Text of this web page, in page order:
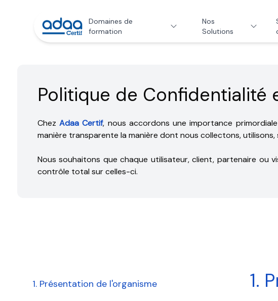
Domaines de
formation
Nos
Solutions
Politique de Confidentialité
Chez Adaa Certif, nous accordons une importance
manière transparente la manière dont nous collectons,
Nous souhaitons que chaque utilisateur, client, partenaire ou
contrôle total sur celles-ci.
1. Présentation de l'organisme
1.